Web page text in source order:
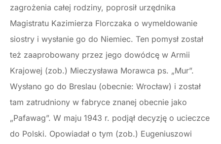
zagrożenia całej rodziny, poprosił urzędnika
Magistratu Kazimierza Florczaka o wymeldowanie
siostry i wysłanie go do Niemiec. Ten pomysł został
też zaaprobowany przez jego dowódcę w Armii
Krajowej (zob.) Mieczysława Morawca ps. „Mur”.
Wysłano go do Breslau (obecnie: Wrocław) i został
tam zatrudniony w fabryce znanej obecnie jako
„Pafawag”. W maju 1943 r. podjął decyzję o ucieczce
do Polski. Opowiadał o tym (zob.) Eugeniuszowi